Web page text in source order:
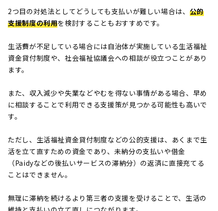
2つ目の対処法としてどうしても支払いが難しい場合は、 公的
支援制度の利用を検討することもおすすめです。
生活費が不足している場合には自治体が実施している生活福祉
資金貸付制度や、社会福祉協議会への相談が役立つことがあり
ます。
また、収入減少や失業などやむを得ない事情がある場合、早め
に相談することで利用できる支援策が見つかる可能性も高いで
す。
ただし、生活福祉資金貸付制度などの公的支援は、あくまで生
活を立て直すための資金であり、未納分の支払いや借金
（Paidyなどの後払いサービスの滞納分）の返済に直接充てる
ことはできません。
無理に滞納を続けるより第三者の支援を受けることで、生活の